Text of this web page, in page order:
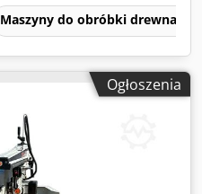
Maszyny do obróbki drewna
Ogłoszenia